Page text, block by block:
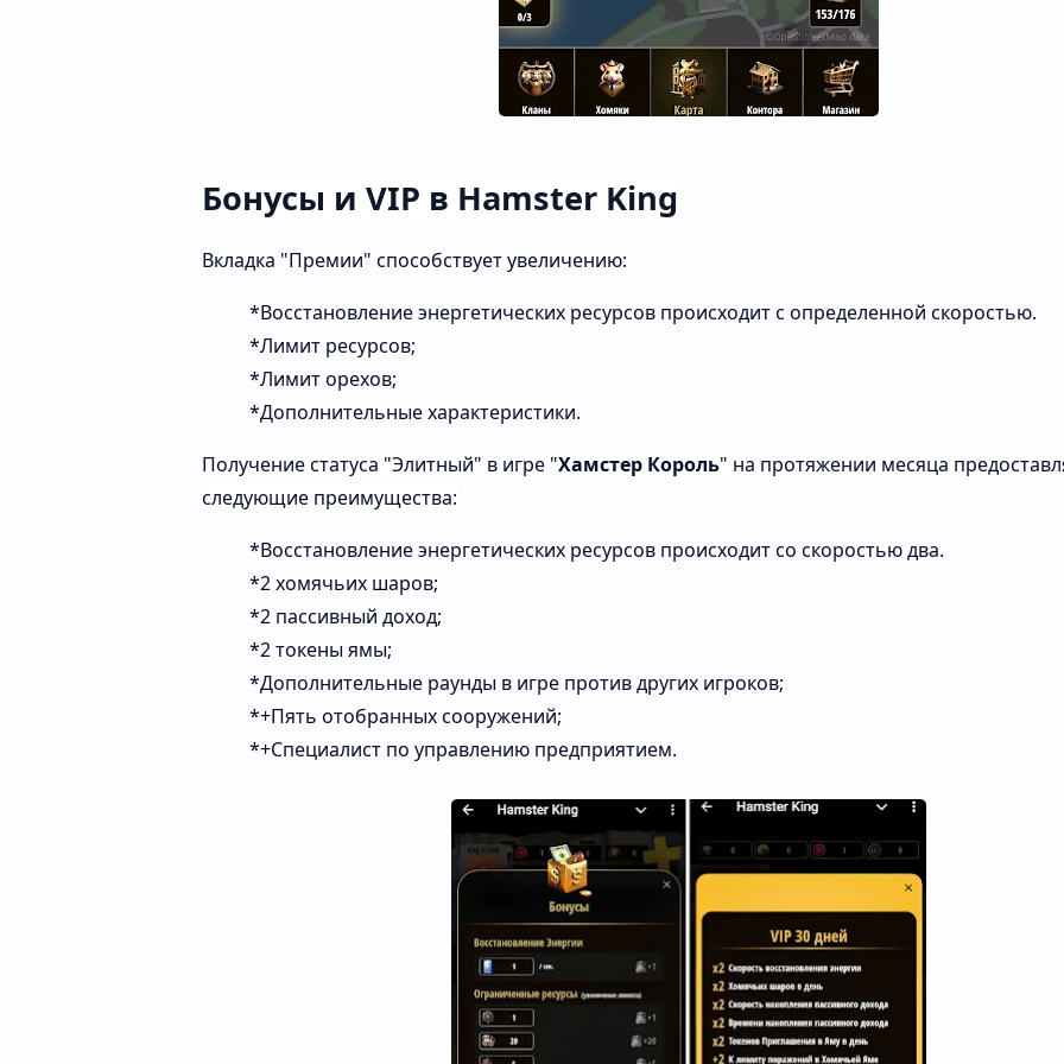
Бонусы и VIP в Hamster King
Вкладка "Премии" способствует увеличению:
*Восстановление энергетических ресурсов происходитс определенной скоростью.
*Лимит ресурсов;
*Лимит орехов;
*Дополнительныехарактеристики.
Получение статуса "Элитный" в игре "Хамстер Король" на протяжении месяца
следующие преимущества:
*Восстановление энергетических ресурсов происходит со скоростью два.
*2 хомячьих шаров;
*2 пассивный доход;
*2 токены ямы;
*Дополнительные раундыв игре против других игроков;
*+Пять отобранных сооружений;
*+Специалист по управлению предприятием.